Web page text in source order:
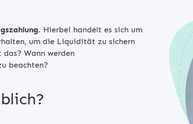
. Hierbei handelt es sich um
um die Liquidität zu sichern
Wann werden
beachten?